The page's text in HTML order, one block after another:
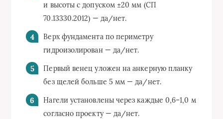
и высоты с допуском ±20 мм (СП
70.13330.2012) — да/нет.
Верх фундамента по периметру
гидроизолирован — да/нет.
Первый венец уложен на анкерную планку
без щелей больше 5 мм — да/нет.
Нагели установлены через каждые 0,6–1,0 м
согласно проекту — да/нет.